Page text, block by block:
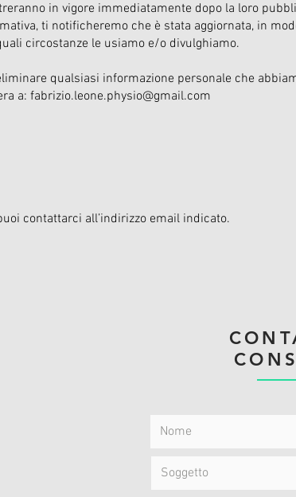
in vigore immediatamente dopo la loro
ti notificheremo che è stata aggiornata, in
circostanze le usiamo e/o divulghiamo.
qualsiasi informazione personale che
a: fabrizio.leone.physio@gmail.com
contattarci all’indirizzo email indicato.